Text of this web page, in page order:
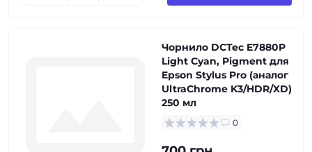
Чорнило DCTec E7880P
Light Cyan, Pigment для
Epson Stylus Pro (аналог
UltraChrome K3/HDR/XD)
250 мл
0